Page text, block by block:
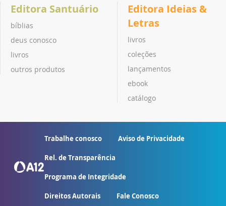
Editora Santuário
bíblias
deus conosco
livros
outros produtos
Editora Ideias &
Letras
livros
coleções
lançamentos
ebook
catálogo
Trabalhe conosco Aviso de Privacidade
Rel. de Transparência
Programa de Integridade
Direitos Autorais Fale Conosco